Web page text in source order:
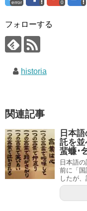
error 0
フォローする
historia
関連記事
日本
託を並
蜚蠊･
日本語
前に「国
したが